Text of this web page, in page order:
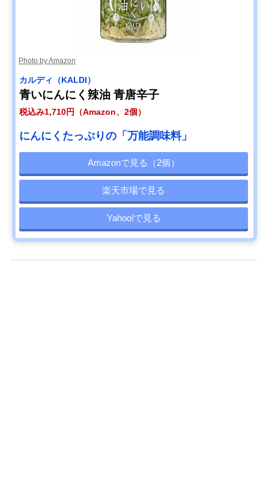
Photo by Amazon
カルディ（KALDI）
青いにんにく辣油 青唐辛子
税込み1,710円（Amazon、2個）
にんにくたっぷりの「万能調味料」
Amazonで見る（2個）
楽天市場で見る
Yahoo!で見る